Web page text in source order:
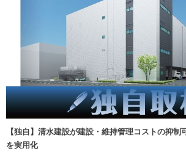
【独自】清水建設が建設・維持管理コストの抑制
を実用化